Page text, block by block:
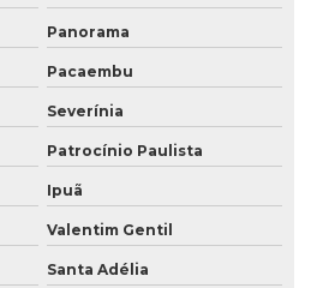
Panorama
Pacaembu
Severínia
Patrocínio Paulista
Ipuã
Valentim Gentil
Santa Adélia